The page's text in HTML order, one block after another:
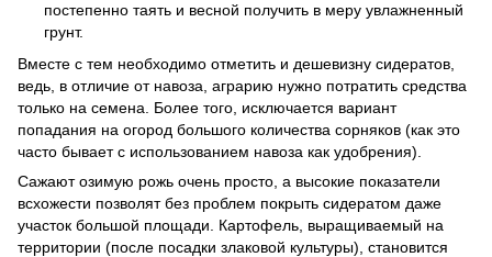
постепенно таять и весной получить в меру увлажненный
грунт.
Вместе с тем необходимо отметить и дешевизну сидератов,
ведь, в отличие от навоза, аграрию нужно потратить средства
только на семена. Более того, исключается вариант
попадания на огород большого количества сорняков (как это
часто бывает с использованием навоза как удобрения).
Сажают озимую рожь очень просто, а высокие показатели
всхожести позволят без проблем покрыть сидератом даже
участок большой площади. Картофель, выращиваемый на
территории (после посадки злаковой культуры), становится